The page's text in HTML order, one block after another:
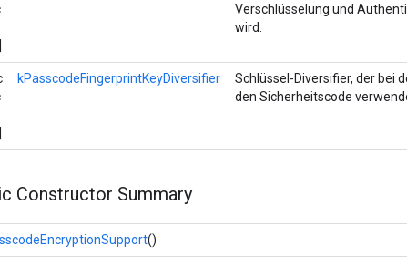
Verschlüsselung und
wird.
kPasscodeFingerprintKeyDiversifier
Schlüssel-Diversifier, der bei
den Sicherheitscode
Constructor Summary
()